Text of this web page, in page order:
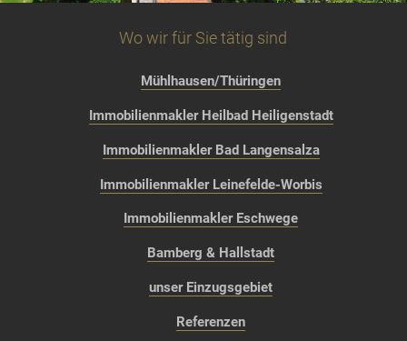
Wo wir für Sie tätig sind
Mühlhausen/Thüringen
Immobilienmakler Heilbad Heiligenstadt
Immobilienmakler Bad Langensalza
Immobilienmakler Leinefelde-Worbis
Immobilienmakler Eschwege
Bamberg & Hallstadt
unser Einzugsgebiet
Referenzen